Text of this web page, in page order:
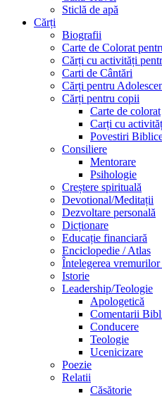
Sticlă de apă
Cărți
Biografii
Carte de Colorat
Cărți cu activități
Carti de Cântări
Cărți pentru
Cărți pentru copii
Carte de colorat
Carți cu
Povestiri
Consiliere
Mentorare
Psihologie
Creștere spirituală
Devotional/Meditații
Dezvoltare personală
Dicționare
Educație financiară
Enciclopedie / Atlas
Întelegerea vremurilor
Istorie
Leadership/Teologie
Apologetică
Comentarii
Conducere
Teologie
Ucenicizare
Poezie
Relatii
Căsătorie